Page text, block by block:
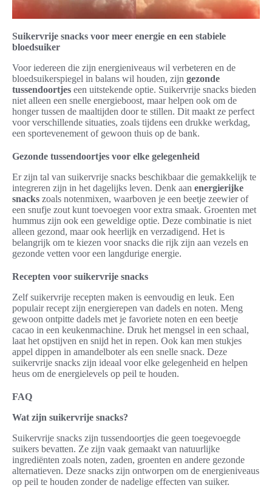
Suikervrije snacks voor meer energie en een stabiele
bloedsuiker
Voor iedereen die zijn energieniveaus wil verbeteren en de
bloedsuikerspiegel in balans wil houden, zijn gezonde
tussendoortjes een uitstekende optie. Suikervrije snacks bieden
niet alleen een snelle energieboost, maar helpen ook om de
honger tussen de maaltijden door te stillen. Dit maakt ze perfect
voor verschillende situaties, zoals tijdens een drukke werkdag,
een sportevenement of gewoon thuis op de bank.
Gezonde tussendoortjes voor elke gelegenheid
Er zijn tal van suikervrije snacks beschikbaar die gemakkelijk te
integreren zijn in het dagelijks leven. Denk aan energierijke
snacks zoals notenmixen, waarboven je een beetje zeewier of
een snufje zout kunt toevoegen voor extra smaak. Groenten met
hummus zijn ook een geweldige optie. Deze combinatie is niet
alleen gezond, maar ook heerlijk en verzadigend. Het is
belangrijk om te kiezen voor snacks die rijk zijn aan vezels en
gezonde vetten voor een langdurige energie.
Recepten voor suikervrije snacks
Zelf suikervrije recepten maken is eenvoudig en leuk. Een
populair recept zijn energierepen van dadels en noten. Meng
gewoon ontpitte dadels met je favoriete noten en een beetje
cacao in een keukenmachine. Druk het mengsel in een schaal,
laat het opstijven en snijd het in repen. Ook kan men stukjes
appel dippen in amandelboter als een snelle snack. Deze
suikervrije snacks zijn ideaal voor elke gelegenheid en helpen
heus om de energielevels op peil te houden.
FAQ
Wat zijn suikervrije snacks?
Suikervrije snacks zijn tussendoortjes die geen toegevoegde
suikers bevatten. Ze zijn vaak gemaakt van natuurlijke
ingrediënten zoals noten, zaden, groenten en andere gezonde
alternatieven. Deze snacks zijn ontworpen om de energieniveaus
op peil te houden zonder de nadelige effecten van suiker.